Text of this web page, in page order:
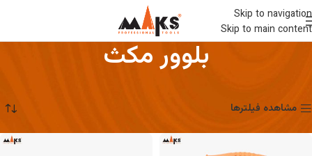
Skip to navigation
Skip to main content
بلوور مکث
مشاهده فیلترها